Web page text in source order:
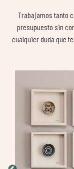
Trabajamos tanto
presupuesto sin
cualquier duda que